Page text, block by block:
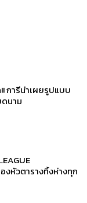
การีน่าเผยรูปแบบ
ดนาม
งหัวตารางทิ้งห่างทุก